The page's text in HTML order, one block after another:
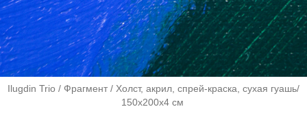
Ilugdin Trio / Фрагмент / Холст, акрил, спрей-краска, сухая гуашь/
150х200х4 см ​​​​​​​